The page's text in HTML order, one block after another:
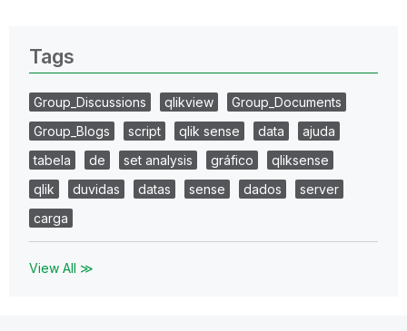
Tags
Group_Discussions qlikview
Group_Documents
Group_Blogs
script qlik sense data
ajuda
tabela
de set analysis gráfico
qliksense
qlik
duvidas datas sense dados
server
carga
View All ≫